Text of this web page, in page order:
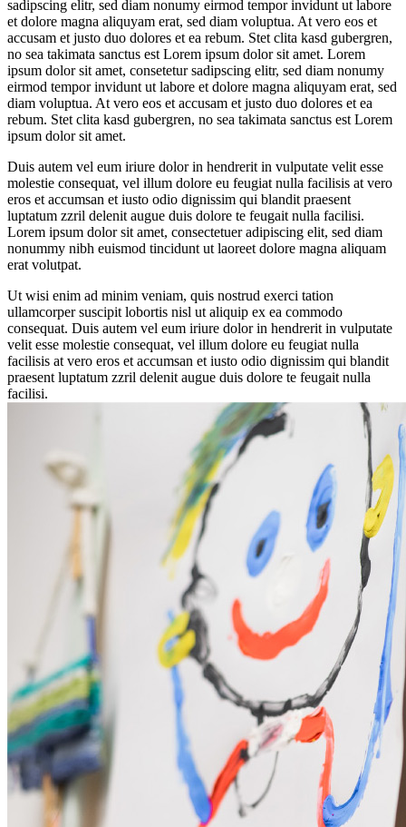
sadipscing elitr, sed diam nonumy eirmod tempor invidunt ut labore
et dolore magna aliquyam erat, sed diam voluptua. At vero eos et
accusam et justo duo dolores et ea rebum. Stet clita kasd gubergren,
no sea takimata sanctus est Lorem ipsum dolor sit amet. Lorem
ipsum dolor sit amet, consetetur sadipscing elitr, sed diam nonumy
eirmod tempor invidunt ut labore et dolore magna aliquyam erat, sed
diam voluptua. At vero eos et accusam et justo duo dolores et ea
rebum. Stet clita kasd gubergren, no sea takimata sanctus est Lorem
ipsum dolor sit amet.
Duis autem vel eum iriure dolor in hendrerit in vulputate velit esse
molestie consequat, vel illum dolore eu feugiat nulla facilisis at vero
eros et accumsan et iusto odio dignissim qui blandit praesent
luptatum zzril delenit augue duis dolore te feugait nulla facilisi.
Lorem ipsum dolor sit amet, consectetuer adipiscing elit, sed diam
nonummy nibh euismod tincidunt ut laoreet dolore magna aliquam
erat volutpat.
Ut wisi enim ad minim veniam, quis nostrud exerci tation
ullamcorper suscipit lobortis nisl ut aliquip ex ea commodo
consequat. Duis autem vel eum iriure dolor in hendrerit in vulputate
velit esse molestie consequat, vel illum dolore eu feugiat nulla
facilisis at vero eros et accumsan et iusto odio dignissim qui blandit
praesent luptatum zzril delenit augue duis dolore te feugait nulla
facilisi.